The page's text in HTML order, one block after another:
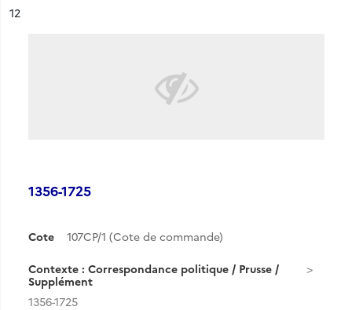
n°
12
1356-1725
Cote 107CP/1 (Cote de commande)
Contexte : Correspondance politique / Prusse /
Supplément
1356-1725